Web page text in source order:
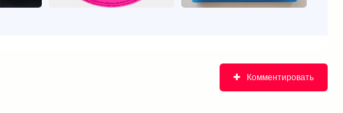
Комментировать